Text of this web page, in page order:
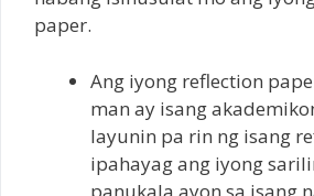
paper.
Ang iyong reflection
man ay isang
layunin pa rin ng isang
ipahayag ang iyong
panukala ayon sa isang